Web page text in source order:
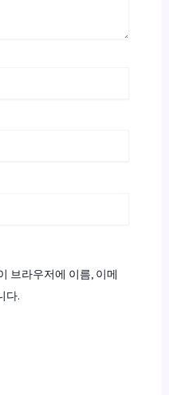
브라우저에 이름, 이메
다.